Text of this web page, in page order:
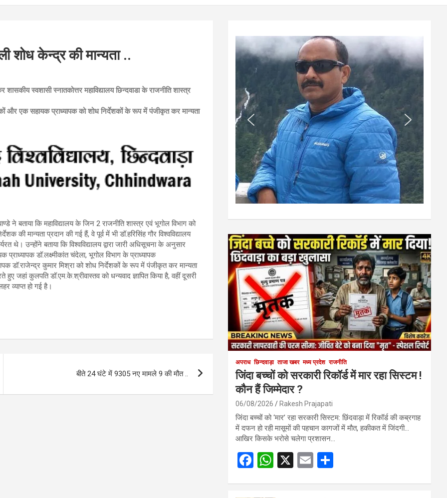
शोध केन्द्र की मान्यता ..
शासकीय स्वशासी स्नातकोत्तर महाविद्यालय छिन्दवाडा के राजनीति शास्त्र
और एक सहायक प्राध्यापक को शोध निर्देशकों के रूप में पंजीकृत कर मान्यता
ने बताया कि महाविद्यालय के जिन 2 राजनीति शास्त्र एवं भूगोल विभाग को
की मान्यता प्रदान की गई हैं, वे पूर्व में भी डॉ.हरिसिंह गौर विश्वविद्यालय
थे। उन्होंने बताया कि विश्वविद्यालय द्वारा जारी अधिसूचना के अनुसार
प्राध्यापक डॉ.लक्ष्मीकांत चंदेला, भूगोल विभाग के प्राध्यापक
डॉ.राजेन्द्र कुमार मिश्रा को शोध निर्देशकों के रूप में पंजीकृत कर मान्यता
जहां कुलपति डॉ.एम.के.श्रीवास्तव को धन्यवाद ज्ञापित किया है, वहीं दूसरी
व्याप्त हो गई है।
बीते 24 घंटे में 9305 नए मामले 9 की मौत ..
अपराध छिन्दवाड़ा ताजा खबर मध्य प्रदेश राजनीति
जिंदा बच्चों को सरकारी रिकॉर्ड में मार रहा सिस्टम !
कौन हैं जिम्मेदार ?
06/08/2026 Rakesh Prajapati
जिंदा बच्चों को ‘मार’ रहा सरकारी सिस्टम: छिंदवाड़ा में रिकॉर्ड की कब्रगाह
में दफन हो रही मासूमों की पहचान कागजों में मौत, हकीकत में जिंदगी…
आखिर किसके भरोसे चलेगा प्रशासन…
F
W X
E